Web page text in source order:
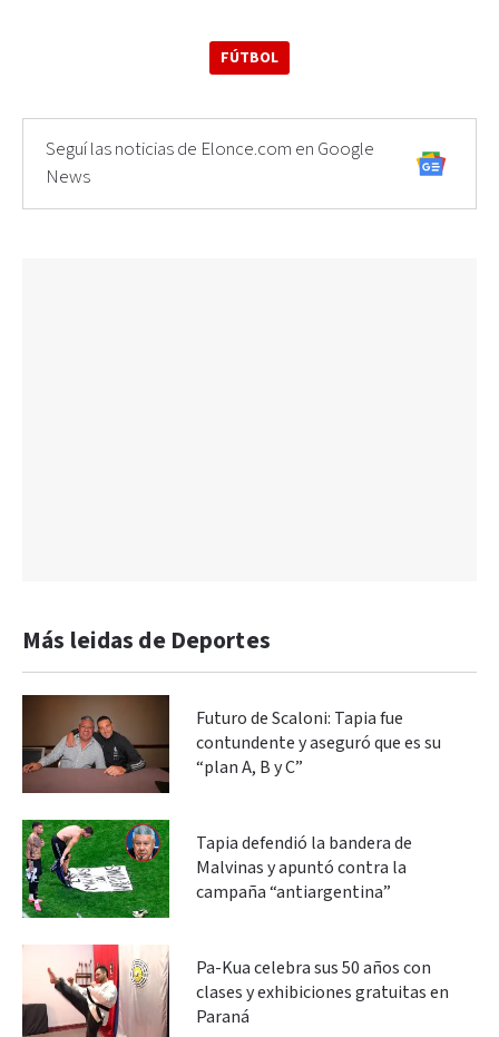
FÚTBOL
Seguí las noticias de Elonce.com en Google
News
Más leidas de Deportes
Futuro de Scaloni: Tapia fue
contundente y aseguró que es su
“plan A, B y C”
Tapia defendió la bandera de
Malvinas y apuntó contra la
campaña “antiargentina”
Pa-Kua celebra sus 50 años con
clases y exhibiciones gratuitas en
Paraná